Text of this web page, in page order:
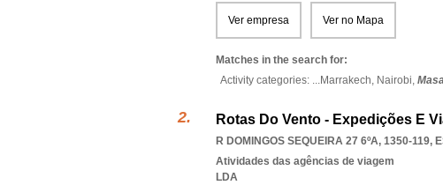
Ver empresa Ver no Mapa
Matches in the search for:
Activity categories: ...Marrakech, Nairobi,
Rotas Do Vento - Expedições E
R DOMINGOS SEQUEIRA 27 6ºA, 1350-119,
Atividades das agências de viagem
LDA